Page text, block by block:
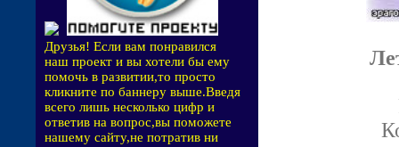
Друзья! Если вам понравился
наш проект и вы хотели бы ему
помочь в развитии,то просто
кликните по баннеру выше.Введя
всего лишь несколько цифр и
ответив на вопрос,вы поможете
нашему сайту,не потратив ни